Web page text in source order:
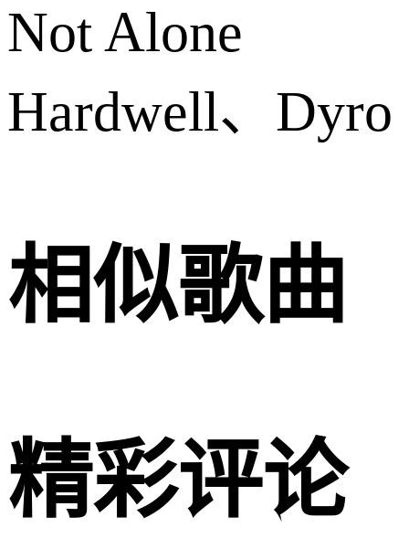
Not Alone
Hardwell、Dyro
相似歌曲
精彩评论